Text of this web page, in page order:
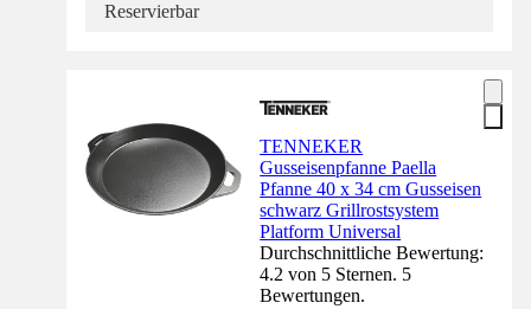
Reservierbar
TENNEKER
Gusseisenpfanne Paella
Pfanne 40 x 34 cm Gusseisen
schwarz Grillrostsystem
Platform Universal
Durchschnittliche Bewertung:
4.2 von 5 Sternen. 5
Bewertungen.